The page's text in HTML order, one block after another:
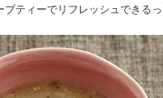
ティーでリフレッシュできるっ